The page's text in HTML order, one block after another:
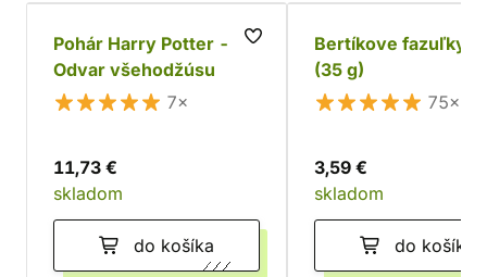
Pohár Harry Potter -
Odvar všehodžúsu
7×
11,73 €
skladom
do košíka
Bertíkove fazuľky,
(35 g)
75×
3,59 €
skladom
do košíka